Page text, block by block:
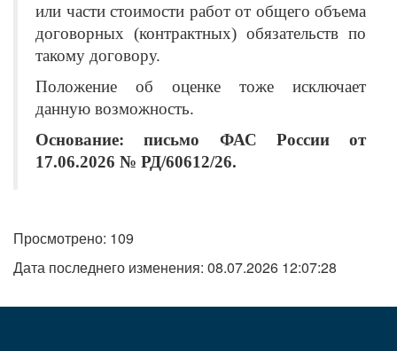
или части стоимости работ от общего объема
договорных (контрактных) обязательств по
такому договору.
Положение об оценке тоже исключает
данную возможность.
Основание: письмо ФАС России от
17.06.2026 № РД/60612/26.
Просмотрено: 109
Дата последнего изменения: 08.07.2026 12:07:28